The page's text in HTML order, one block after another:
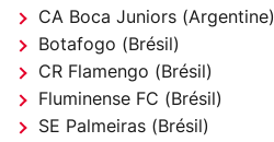
CA Boca Juniors (Argentine)
Botafogo (Brésil)
CR Flamengo (Brésil)
Fluminense FC (Brésil)
SE Palmeiras (Brésil)